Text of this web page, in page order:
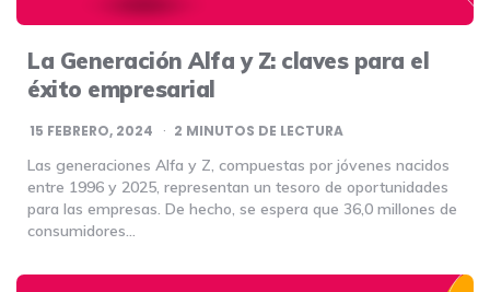
La Generación Alfa y Z: claves para el
éxito empresarial
15 FEBRERO, 2024 2 MINUTOS DE LECTURA
Las generaciones Alfa y Z, compuestas por jóvenes nacidos
entre 1996 y 2025, representan un tesoro de oportunidades
para las empresas. De hecho, se espera que 36,0 millones de
consumidores…